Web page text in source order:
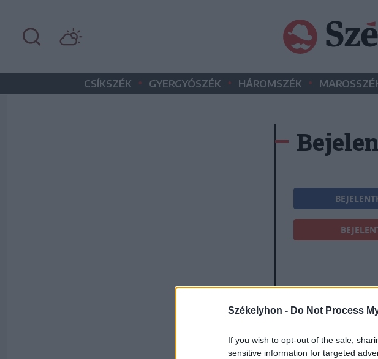
Székelyhon - Do Not Process
If you wish to opt-out of the sale,
sensitive information for targeted
CSÍKSZÉK • GYERGYÓSZÉK • HÁROMSZÉK •
E-mail-cím
Jelszó